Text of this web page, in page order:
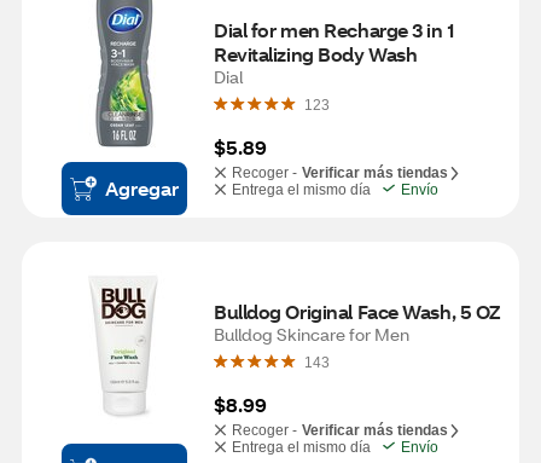
Agregar
Dial for men Recharge 3 in 1
Revitalizing Body Wash
Dial
123
$5.89
Recoger - Verificar más tiendas
Entrega el mismo día
Envío
Bulldog Original Face Wash, 5 OZ
Bulldog Skincare for Men
143
$8.99
Recoger - Verificar más tiendas
Entrega el mismo día
Envío